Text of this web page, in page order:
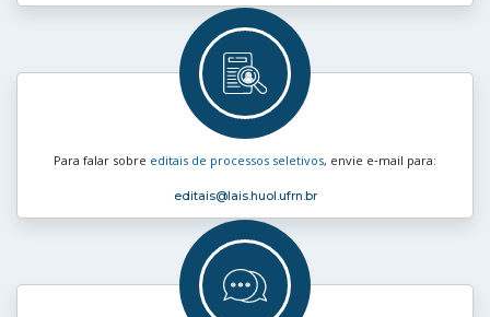
Para falar sobre editais de processos seletivos, envie e‑mail para:
editais@lais.huol.ufrn.br